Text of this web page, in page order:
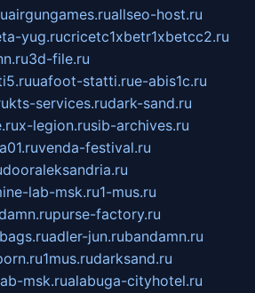
airgungames.ruallseo-host.ru
yug.rucricetc1xbetr1xbetcc2.ru
3d-file.ru
uafoot-statti.rue-abis1c.ru
kts-services.rudark-sand.ru
x-legion.rusib-archives.ru
venda-festival.ru
dooraleksandria.ru
lab-msk.ru1-mus.ru
purse-factory.ru
adler-jun.rubandamn.ru
1mus.rudarksand.ru
msk.rualabuga-cityhotel.ru